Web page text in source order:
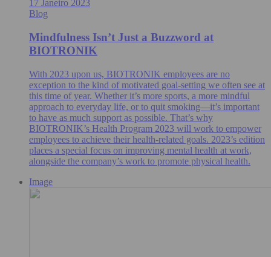
17 Janeiro 2023
Blog
Mindfulness Isn’t Just a Buzzword at
BIOTRONIK
With 2023 upon us, BIOTRONIK employees are no
exception to the kind of motivated goal-setting we often see at
this time of year. Whether it’s more sports, a more mindful
approach to everyday life, or to quit smoking—it’s important
to have as much support as possible. That’s why
BIOTRONIK’s Health Program 2023 will work to empower
employees to achieve their health-related goals. 2023’s edition
places a special focus on improving mental health at work,
alongside the company’s work to promote physical health.
Image